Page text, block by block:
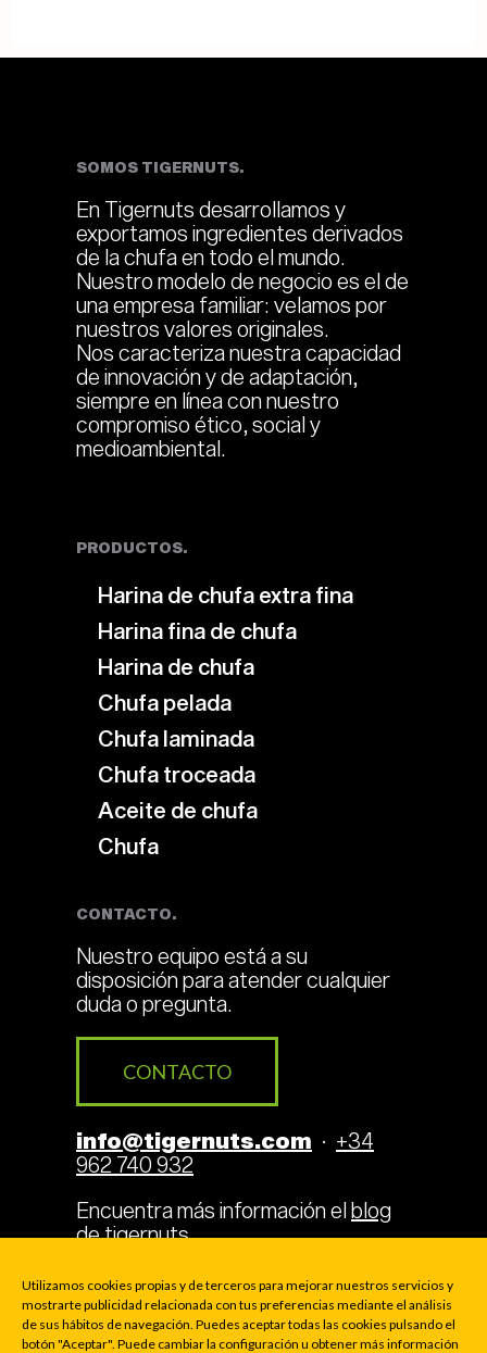
Utilizamos cookies propias y de terceros para mejorar nuestros servicios y
mostrarte publicidad relacionada con tus preferencias mediante el análisis
de sus hábitos de navegación. Puedes aceptar todas las cookies pulsando el
botón "Aceptar". Puede cambiar la configuración u obtener más información
SOMOS TIGERNUTS.
En Tigernuts desarrollamos y
exportamos ingredientes derivados
de la chufa en todo el mundo.
Nuestro modelo de negocio es el de
una empresa familiar: velamos por
nuestros valores originales.
Nos caracteriza nuestra capacidad
de innovación y de adaptación,
siempre en línea con nuestro
compromiso ético, social y
medioambiental.
PRODUCTOS.
Harina de chufa extra fina
Harina fina de chufa
Harina de chufa
Chufa pelada
Chufa laminada
Chufa troceada
Aceite de chufa
Chufa
CONTACTO.
Nuestro equipo está a su
disposición para atender cualquier
duda o pregunta.
CONTACTO
info@tigernuts.com · +34
962 740 932
Encuentra más información elblog
de tigernuts.
Aviso Legal Cookies Privacidad